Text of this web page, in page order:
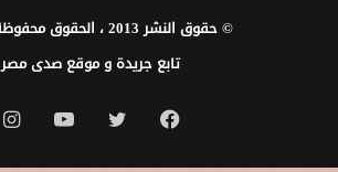
© حقوق النشر 2013 ، الحقوق محفوظة |
تابع جريدة و موقع صدى مصر
فيسبوك تويتر يوتيوب